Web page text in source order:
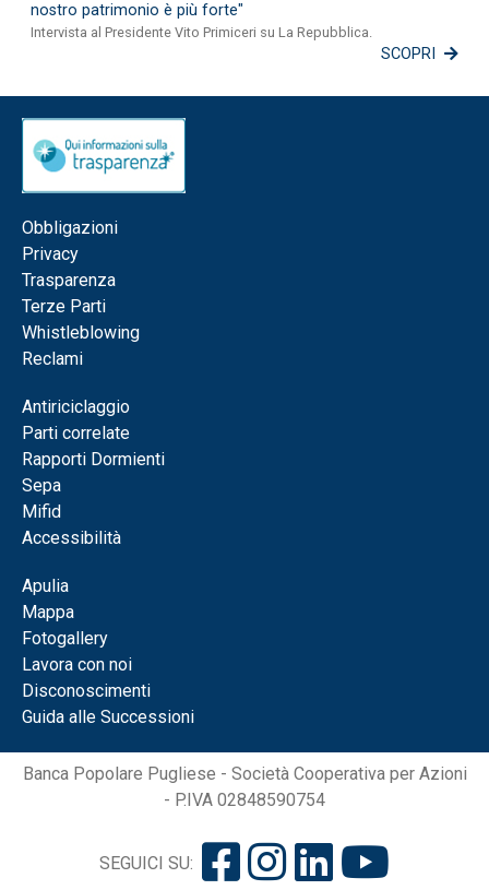
nostro patrimonio è più forte"
Intervista al Presidente Vito Primiceri su La Repubblica.
SCOPRI
Obbligazioni
Privacy
Trasparenza
Terze Parti
Whistleblowing
Reclami
Antiriciclaggio
Parti correlate
Rapporti Dormienti
Sepa
Mifid
Accessibilità
Apulia
Mappa
Fotogallery
Lavora con noi
Disconoscimenti
Guida alle Successioni
Banca Popolare Pugliese - Società Cooperativa per Azioni
- P.IVA 02848590754
SEGUICI SU: